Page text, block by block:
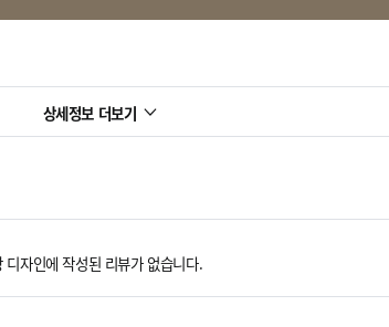
니다.
상세정보 더보기
디자인에 작성된 리뷰가 없습니다.